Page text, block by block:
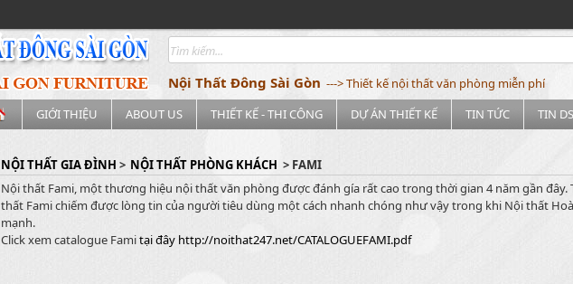
Nội Thất Đông Sài Gòn ---> Thiết kế nội thất văn phòng miễn phí
GIỚI THIỆU
ABOUT US THIẾT KẾ - THI CÔNG DỰ ÁN THIẾT KẾ TIN TỨC TIN
NỘI THẤT GIA ĐÌNH > NỘI THẤT PHÒNG KHÁCH > FAMI
Nội thất Fami, một thương hiệu nội thất văn phòng được đánh gía rất cao trong thời gian 4 năm gần
thất Fami chiếm được lòng tin của người tiêu dùng một cách nhanh chóng như vậy trong khi Nội thất
mạnh.
Click xem catalogue Famitại đây http://noithat247.net/CATALOGUEFAMI.pdf